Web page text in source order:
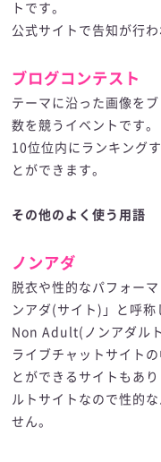
トです。
公式サイトで告知が行わ
ブログコンテスト
テーマに沿った画像を
数を競うイベントです。
10位位内にランキング
とができます。
その他のよく使う用語
ノンアダ
脱衣や性的なパフォー
ンアダ(サイト)」と呼称
Non Adult(ノンアダル
ライブチャットサイト
とができるサイトもあ
ルトサイトなので性的
せん。